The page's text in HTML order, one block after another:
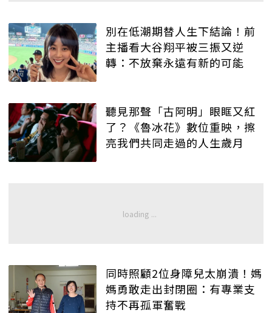
別在低潮期替人生下結論！前
主播看大谷翔平被三振又逆
轉：不放棄永遠有新的可能
聽見那聲「古阿明」眼眶又紅
了？《魯冰花》數位重映，擦
亮我們共同走過的人生歲月
同時照顧2位身障兒太崩潰！媽
媽勇敢走出封閉圈：有專業支
持不再孤軍奮戰